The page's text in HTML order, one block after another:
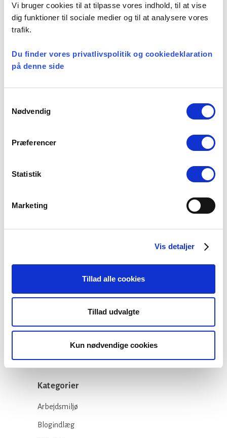
Vi bruger cookies til at tilpasse vores indhold, til at vise
dig funktioner til sociale medier og til at analysere vores
trafik.
Du finder vores privatlivspolitik og cookiedeklaration
på denne side
Nødvendig
Præferencer
Statistik
Marketing
Vis detaljer
Tillad alle cookies
Tillad udvalgte
Kun nødvendige cookies
Kategorier:
Ikke-kategoriseret
Seneste nyheder
Et lille fald i ansøgere til
Stiftsgrænser
23 juli, 2026
Kategorier
Arbejdsmiljø
Blogindlæg